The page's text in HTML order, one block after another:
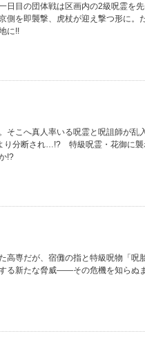
日目の団体戦は区画内の2級呪霊を
側を即襲撃、虎杖が迎え撃つ形に。
に!!
そこへ真人率いる呪霊と呪詛師が乱
り分断され…!? 特級呪霊・花御に
!?
高専だが、宿儺の指と特級呪物「呪
る新たな脅威――その危機を知らぬ